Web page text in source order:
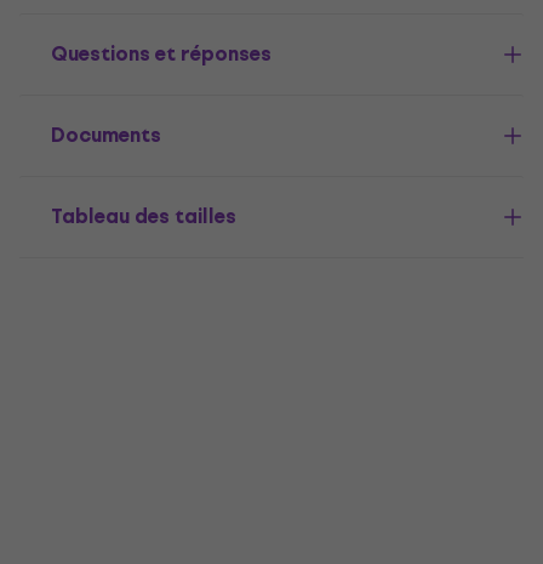
Questions et réponses
Documents
Tableau des tailles